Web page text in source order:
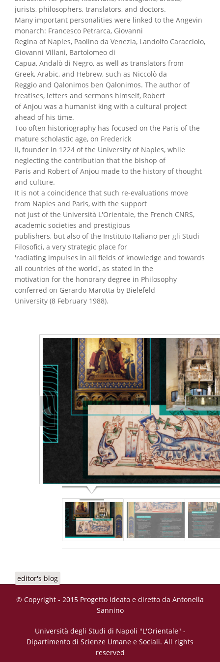
jurists, philosophers, translators, and doctors.
Many important personalities were linked to the Angevin
monarch: Francesco Petrarca, Giovanni
Regina of Naples, Paolino da Venezia, Landolfo Caracciolo,
Giovanni Villani, Bartolomeo di
Capua, Andalò di Negro, as well as translators from
Greek, Arabic, and Hebrew, such as Niccolò da
Reggio and Qalonimos ben Qalonimos. The author of
treatises, letters and sermons himself, Robert
of Anjou was a humanist king with a cultural project
ahead of his time.
Too often historiography has focused on the Paris of the
mature scholastic age, on Frederick
II, founder in 1224 of the University of Naples, while
neglecting the contribution that the bishop of
Paris and Robert of Anjou made to the history of thought
and culture.
It is not a coincidence that such re-evaluations move
from Naples and Paris, with the support
not just of the Università L'Orientale, the French CNRS,
academic societies and prestigious
publishers, but also of the Instituto Italiano per gli Studi
Filosofici, a very strategic place for
'radiating impulses in all fields of knowledge and towards
all countries of the world', as stated in the
motivation for the honorary degree in Philosophy
conferred on Gerardo Marotta by Bielefeld
University (8 February 1988).
editor's blog
© Copyright - 2015 Progetto ideato e diretto da Antonella
Sannino
Università degli Studi di Napoli "L'Orientale" -
Dipartimento di Scienze Umane e Sociali. All rights
reserved